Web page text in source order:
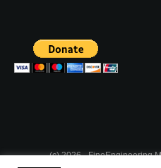
(c) 2026 - FineEngineering